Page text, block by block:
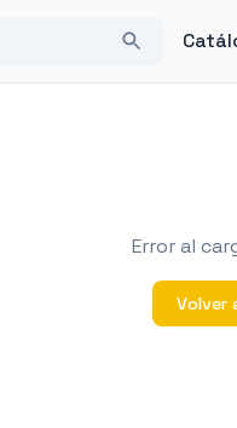
Error al
Volver